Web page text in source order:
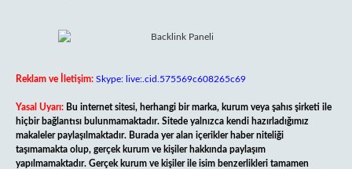
Reklam ve İletişim: Skype: live:.cid.575569c608265c69
Yasal Uyarı: Bu internet sitesi, herhangi bir marka, kurum veya şahıs şirketi ile
hiçbir bağlantısı bulunmamaktadır. Sitede yalnızca kendi hazırladığımız
makaleler paylaşılmaktadır. Burada yer alan içerikler haber niteliği
taşımamakta olup, gerçek kurum ve kişiler hakkında paylaşım
yapılmamaktadır. Gerçek kurum ve kişiler ile isim benzerlikleri tamamen